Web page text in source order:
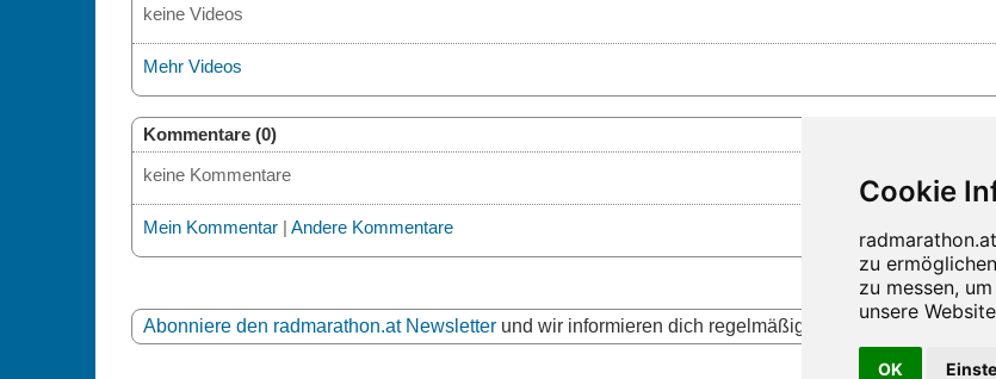
OK
keine Videos
Mehr Videos
Kommentare (0)
keine Kommentare
Mein Kommentar| Andere Kommentare
Abonniere den radmarathon.at Newsletterund wir informieren dich regelmäßig über die aktuellen